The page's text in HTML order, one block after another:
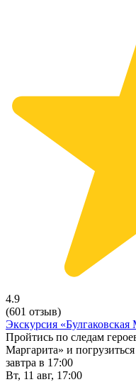
4.9
(601 отзыв)
Экскурсия
Пройтись по следам
Маргарита» и
завтра в 17:00
Вт, 11 авг, 17:00